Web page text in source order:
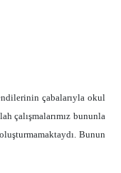
çabalarıyla okul
çalışmalarımız bununla
Bunun